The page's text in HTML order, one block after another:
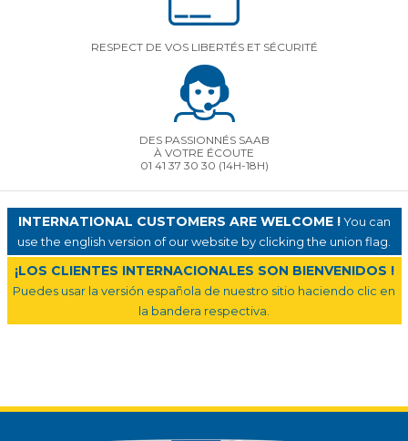
RESPECT DE VOS LIBERTÉS ET SÉCURITÉ
DES PASSIONNÉS SAAB
À VOTRE ÉCOUTE
01 41 37 30 30 (14H-18H)
INTERNATIONAL CUSTOMERS ARE WELCOME !You can
use the english version of our website by clicking the union flag.
¡LOS CLIENTES INTERNACIONALES SON BIENVENIDOS !
Puedes usar la versión española de nuestro sitio haciendo clic en
la bandera respectiva.